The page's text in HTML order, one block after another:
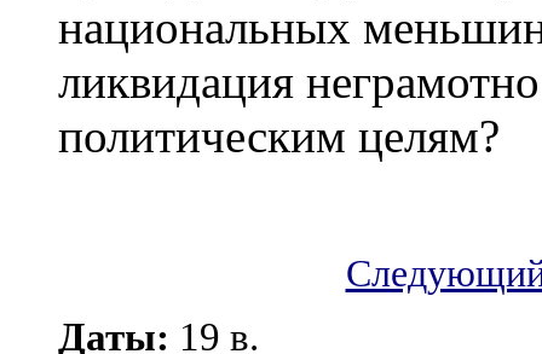
национальных
ликвидация
политическим целям?
Следующий
Даты: 19 в.